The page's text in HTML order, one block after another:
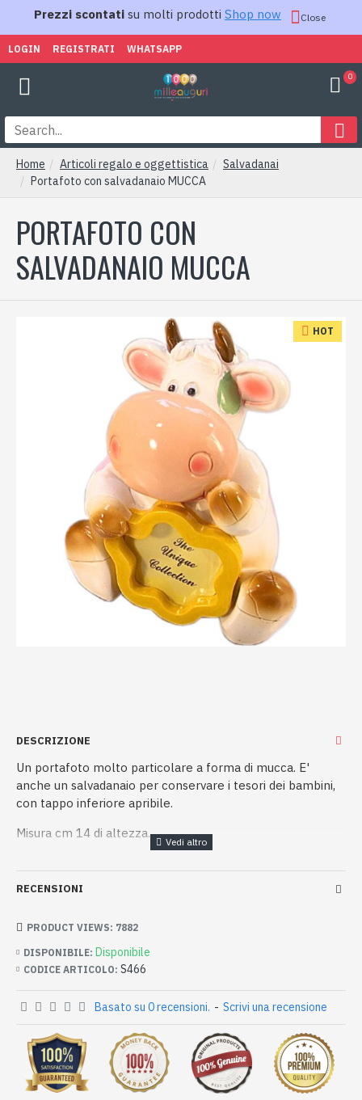
Prezzi scontati su molti prodotti Shop now Close
LOGIN REGISTRATI WHATSAPP
0
Home Articoli regalo e oggettistica
Salvadanai
Portafoto con salvadanaio MUCCA
PORTAFOTO CON
SALVADANAIO MUCCA
HOT
DESCRIZIONE
Un portafoto molto particolare a forma di mucca. E'
anche un salvadanaio per conservare i tesori dei bambini,
con tappo inferiore apribile.
Misura cm 14 di altezza.
RECENSIONI
DISPONIBILE: Disponibile
CODICE ARTICOLO: S466
PRODUCT VIEWS: 7882
Basato su 0 recensioni. - Scrivi una recensione